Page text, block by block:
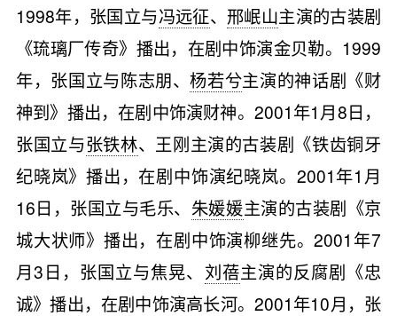
1998年，张国立与冯远征、 邢岷山主演的古装剧
《琉璃厂传奇》播出，在剧中饰演金贝勒。1999
年，张国立与陈志朋、杨若兮主演的神话剧《财
神到》播出，在剧中饰演财神。2001年1月8日，
张国立与张铁林、王刚主演的古装剧《铁齿铜牙
纪晓岚》播出，在剧中饰演纪晓岚。2001年1月
16日，张国立与毛乐、 朱媛媛主演的古装剧《京
城大状师》播出，在剧中饰演柳继先。2001年7
月3日，张国立与焦晃、 刘蓓主演的反腐剧《忠
诚》播出，在剧中饰演高长河。2001年10月，张